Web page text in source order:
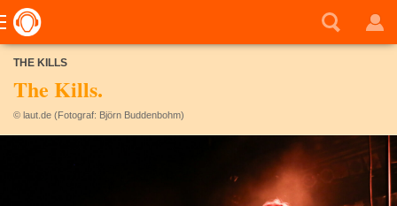
THE KILLS
The Kills.
© laut.de (Fotograf: Björn Buddenbohm)